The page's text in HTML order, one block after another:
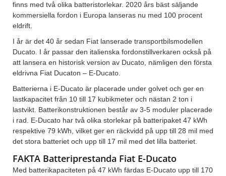
finns med två olika batteristorlekar. 2020 års bäst säljande
kommersiella fordon i Europa lanseras nu med 100 procent
eldrift.
I år är det 40 år sedan Fiat lanserade transportbilsmodellen
Ducato. I år passar den italienska fordonstillverkaren också på
att lansera en historisk version av Ducato, nämligen den första
eldrivna Fiat Ducaton – E-Ducato.
Batterierna i E-Ducato är placerade under golvet och ger en
lastkapacitet från 10 till 17 kubikmeter och nästan 2 ton i
lastvikt. Batterikonstruktionen består av 3-5 moduler placerade
i rad. E-Ducato har två olika storlekar på batteripaket 47 kWh
respektive 79 kWh, vilket ger en räckvidd på upp till 28 mil med
det stora batteriet och upp till 17 mil med det lilla batteriet.
FAKTA Batteriprestanda Fiat E-Ducato
Med batterikapaciteten på 47 kWh färdas E-Ducato upp till 170